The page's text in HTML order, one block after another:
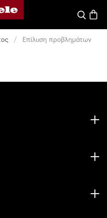
της Miele
/ Επίλυση προβλημάτων